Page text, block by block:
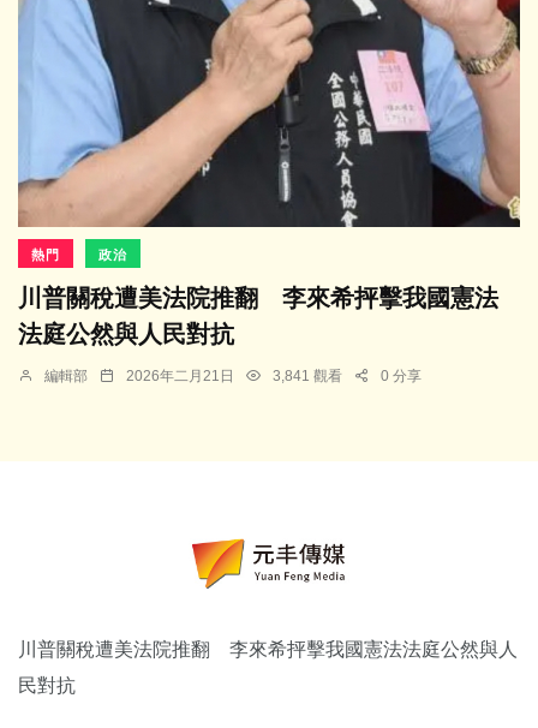
熱門 政治
川普關稅遭美法院推翻 李來希抨擊我國憲法
法庭公然與人民對抗
編輯部 2026年二月21日 3,841 觀看 0 分享
川普關稅遭美法院推翻 李來希抨擊我國憲法法庭公然與人
民對抗